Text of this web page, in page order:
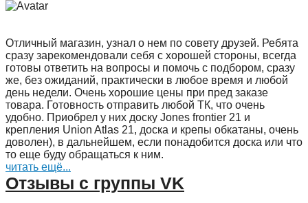
Отличный магазин, узнал о нем по совету друзей. Ребята
сразу зарекомендовали себя с хорошей стороны, всегда
готовы ответить на вопросы и помочь с подбором, сразу
же, без ожиданий, практически в любое время и любой
день недели. Очень хорошие цены при пред заказе
товара. Готовность отправить любой ТК, что очень
удобно. Приобрел у них доску Jones frontier 21 и
крепления Union Atlas 21, доска и крепы обкатаны, очень
доволен), в дальнейшем, если понадобится доска или что
то еще буду обращаться к ним.
читать ещё...
Отзывы с группы VK